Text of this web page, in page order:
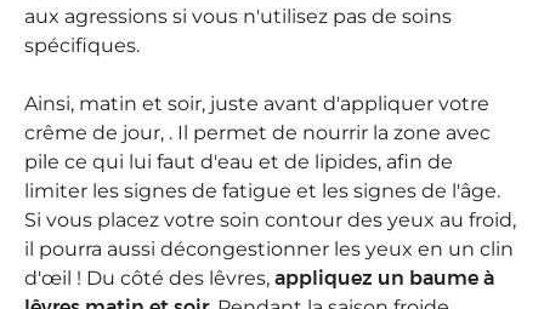
aux agressions si vous n'utilisez pas de soins
spécifiques.
Ainsi, matin et soir, juste avant d'appliquer votre
crême de jour, . Il permet de nourrir la zone avec
pile ce qui lui faut d'eau et de lipides, afin de
limiter les signes de fatigue et les signes de l'âge.
Si vous placez votre soin contour des yeux au froid,
il pourra aussi décongestionner les yeux en un clin
d'œil ! Du côté des lêvres, appliquez un baume à